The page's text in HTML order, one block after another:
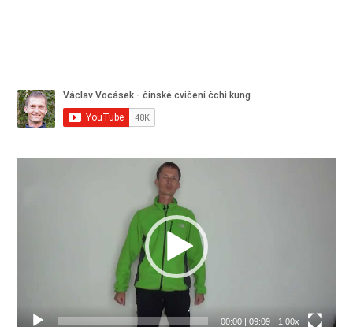
00:00| 09:09 1.00x